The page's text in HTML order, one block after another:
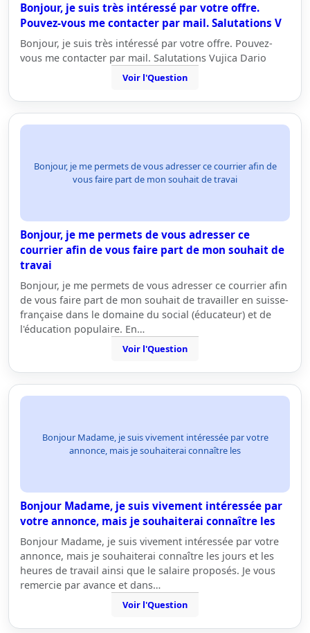
Bonjour, je suis très intéressé par votre offre.
Pouvez-vous me contacter par mail. Salutations V
Bonjour, je suis très intéressé par votre offre. Pouvez-
vous me contacter par mail. Salutations Vujica Dario
Voir l'Question
Bonjour, je me permets de vous adresser ce courrier afin de
vous faire part de mon souhait de travai
Bonjour, je me permets de vous adresser ce
courrier afin de vous faire part de mon souhait de
travai
Bonjour, je me permets de vous adresser ce courrier afin
de vous faire part de mon souhait de travailler en suisse-
française dans le domaine du social (éducateur) et de
l'éducation populaire. En…
Voir l'Question
Bonjour Madame, je suis vivement intéressée par votre
annonce, mais je souhaiterai connaître les
Bonjour Madame, je suis vivement intéressée par
votre annonce, mais je souhaiterai connaître les
Bonjour Madame, je suis vivement intéressée par votre
annonce, mais je souhaiterai connaître les jours et les
heures de travail ainsi que le salaire proposés. Je vous
remercie par avance et dans…
Voir l'Question